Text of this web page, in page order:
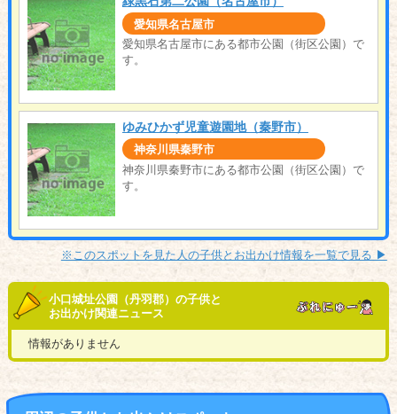
愛知県名古屋市
愛知県名古屋市にある都市公園（街区公園）で
す。
ゆみひかず児童遊園地（秦野市）
神奈川県秦野市
神奈川県秦野市にある都市公園（街区公園）で
す。
※このスポットを見た人の子供とお出かけ情報を一覧で見る ▶︎
小口城址公園（丹羽郡）の子供と
お出かけ関連ニュース
情報がありません